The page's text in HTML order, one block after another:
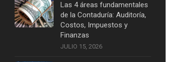
Las 4 áreas fundamentales
de la Contaduría: Auditoría,
Costos, Impuestos y
Finanzas
JULIO 15, 2026